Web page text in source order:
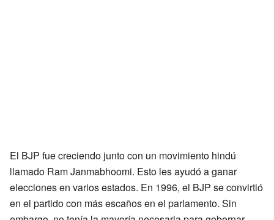
El BJP fue creciendo junto con un movimiento hindú
llamado Ram Janmabhoomi. Esto les ayudó a ganar
elecciones en varios estados. En 1996, el BJP se convirtió
en el partido con más escaños en el parlamento. Sin